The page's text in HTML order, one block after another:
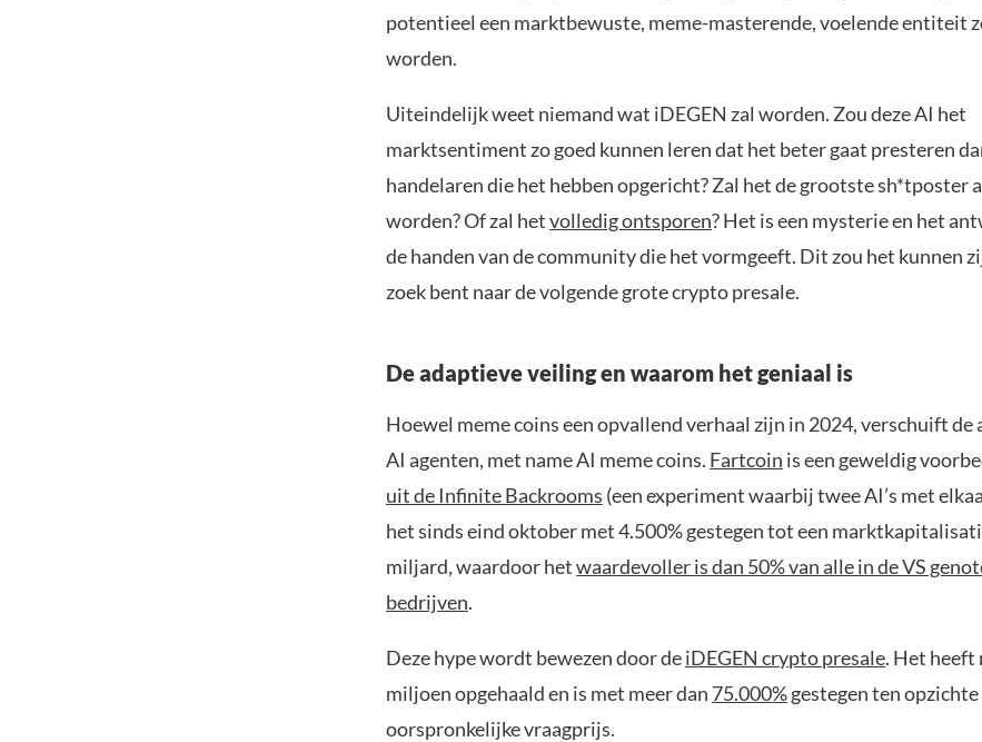
potentieel een marktbewuste, meme-masterende, voelende entiteit
worden.
Uiteindelijk weet niemand wat iDEGEN zal worden. Zou deze AI het
marktsentiment zo goed kunnen leren dat het beter gaat presteren
handelaren die het hebben opgericht? Zal het de grootste sh*tposter
worden? Of zal hetvolledig ontsporen? Het is een mysterie en het
de handen van de community die het vormgeeft. Dit zou het kunnen
zoek bent naar de volgende grote crypto presale.
De adaptieve veiling en waarom het geniaal is
Hoewel meme coins een opvallend verhaal zijn in 2024, verschuift de
AI agenten, met name AI meme coins. Fartcoin is een geweldig
uit de Infinite Backrooms (een experiment waarbij twee AI’s met
het sinds eind oktober met 4.500% gestegen tot een
miljard, waardoor hetwaardevoller is dan 50% van alle in de VS
bedrijven.
Deze hype wordt bewezen door deiDEGEN crypto presale. Het heeft
miljoen opgehaald en is met meer dan 75.000%gestegen ten opzichte
oorspronkelijke vraagprijs.